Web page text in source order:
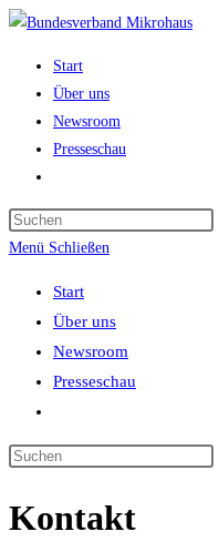
Start
Über uns
Newsroom
Presseschau
Menü Schließen
Start
Über uns
Newsroom
Presseschau
Kontakt